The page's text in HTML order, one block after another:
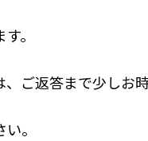
。
ご返答まで少しお
。